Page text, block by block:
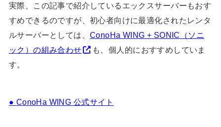
実際、この記事で紹介しているエックスサーバーもおす
すめできるのですが、初心者向けに最適化されたレンタ
ルサーバーとしては、ConoHa WING + SONIC（ソニ
ック）の組み合わせ
も、個人的におすすめしていま
す。
● ConoHa WING 公式サイト